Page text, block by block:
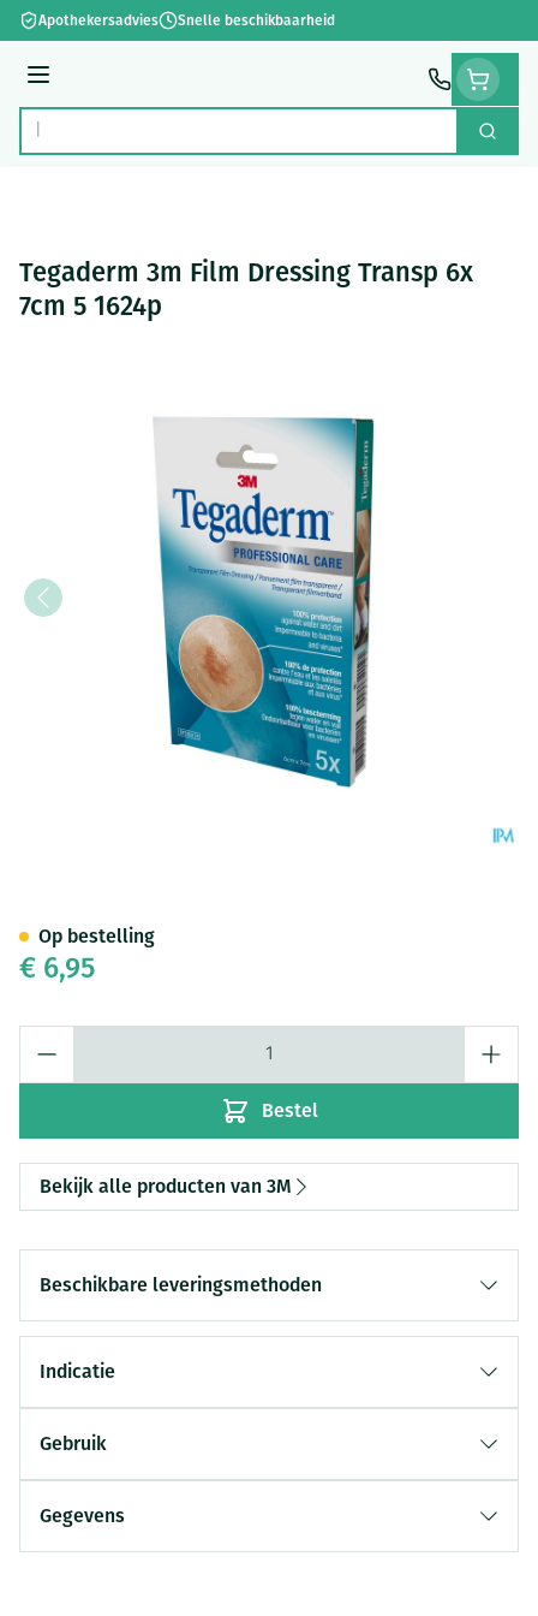
Ga naar de inhoud
Apothekersadvies Snelle beschikbaarheid
Menu
Product, merk, categorie... Zoek
Tegaderm 3m Film Dressing Transp 6x
7cm 5 1624p
€ 6,95
Bestel
Op bestelling
Bekijk alle producten van 3M
Beschikbare leveringsmethoden
Indicatie
Gebruik
Gegevens